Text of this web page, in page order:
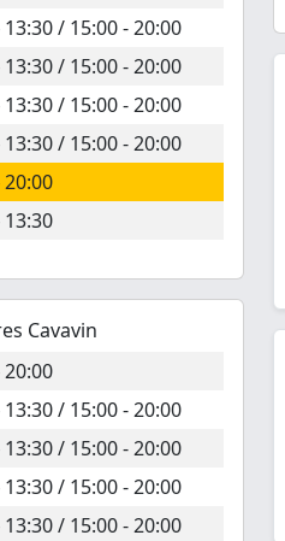
/ 15:00 - 20:00
/ 15:00 - 20:00
/ 15:00 - 20:00
/ 15:00 - 20:00
20:00
13:30
Cavavin
20:00
/ 15:00 - 20:00
/ 15:00 - 20:00
/ 15:00 - 20:00
/ 15:00 - 20:00